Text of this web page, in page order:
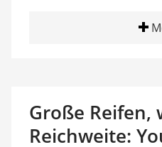
Große Reifen,
Reichweite: